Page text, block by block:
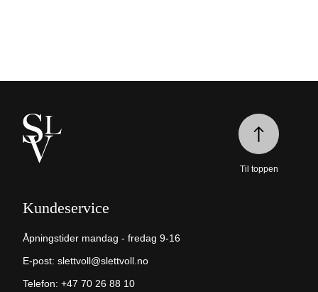
Kundeservice
Åpningstider mandag - fredag 9-16
E-post: slettvoll@slettvoll.no
Telefon: +47 70 26 88 10
Til toppen